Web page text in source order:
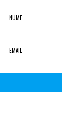
NUME
EMAIL